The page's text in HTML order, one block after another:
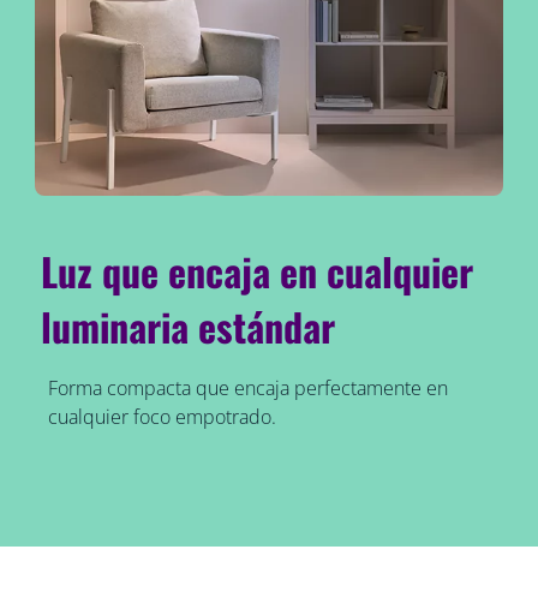
Luz que encaja en cualquier
luminaria estándar
Forma compacta que encaja perfectamente en
cualquier foco empotrado.